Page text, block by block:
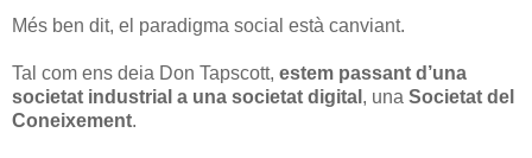
Més ben dit, el paradigma social està canviant.
Tal com ens deia Don Tapscott, estem passant d’una
societat industrial a una societat digital , una Societat del
Coneixement.